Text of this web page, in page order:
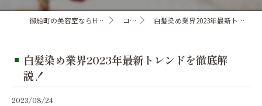
御船町の美容室ならHair Salon Lucca コラム 白髪染め業界2023年最新トレンドを徹底解説！
白髪染め業界2023年最新トレンドを徹底解
説！
2023/08/24